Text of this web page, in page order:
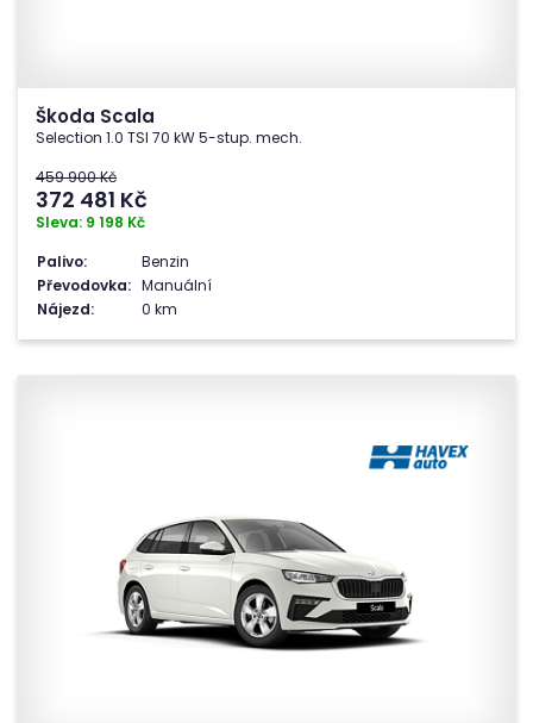
Škoda Scala
Selection 1.0 TSI 70 kW 5-stup. mech.
459 900 Kč
372 481 Kč
Sleva: 9 198 Kč
Palivo:
Benzin
Převodovka: Manuální
Nájezd:
0 km